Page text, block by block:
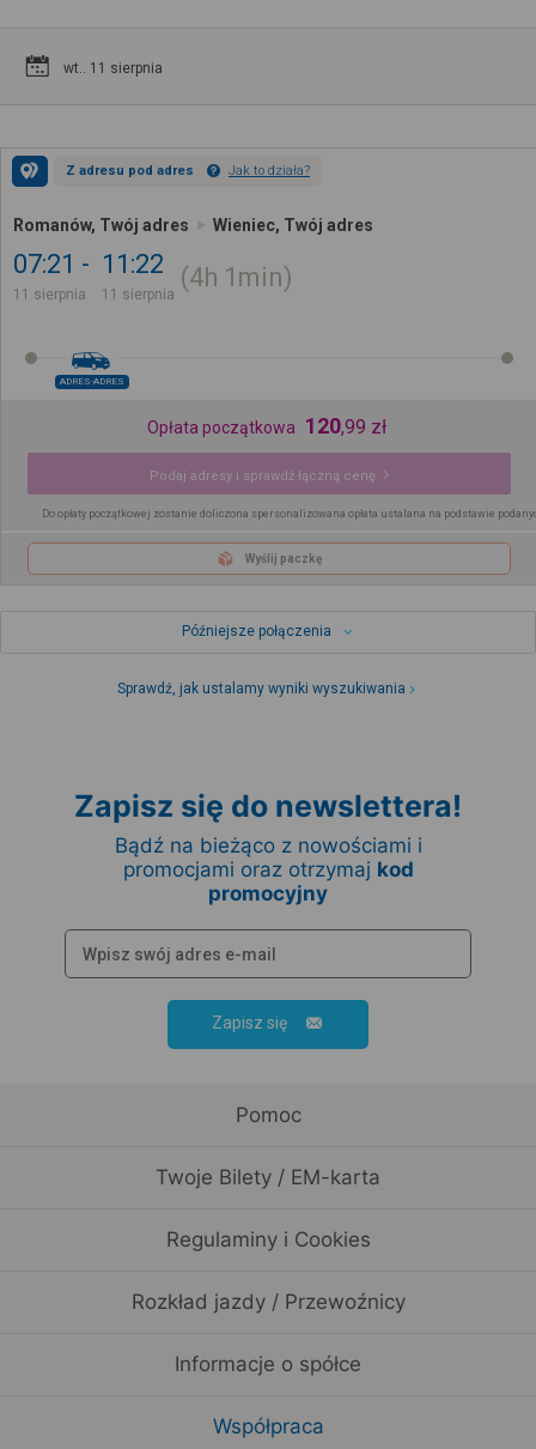
wt.. 11 sierpnia
Z adresu pod adres Jak to działa?
Romanów, Twój adres Wieniec, Twój adres
07:21
11 sierpnia
11:22
11 sierpnia
4h 1min
ADRES-ADRES
Opłata początkowa 120,99 zł
Podaj adresy i sprawdź łączną cenę
Do opłaty początkowej zostanie doliczona spersonalizowana opłata ustalana na podstawie
Wyślij paczkę
Późniejsze połączenia
Sprawdź, jak ustalamy wyniki wyszukiwania
Zapisz się do newslettera!
Bądź na bieżąco z nowościami i
promocjami oraz otrzymaj kod
promocyjny
Zapisz się
Pomoc
Twoje Bilety / EM-karta
Regulaminy i Cookies
Rozkład jazdy / Przewoźnicy
Informacje o spółce
Współpraca